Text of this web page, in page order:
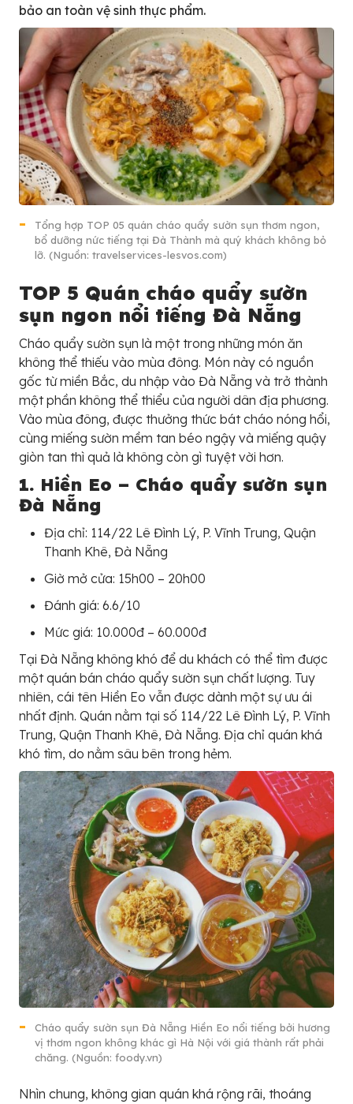
bảo an toàn vệ sinh thực phẩm.
Tổng hợp TOP 05 quán cháo quẩy sườn sụn thơm ngon,
bổ dưỡng nức tiếng tại Đà Thành mà quý khách không bỏ
lỡ. (Nguồn: travelservices-lesvos.com)
TOP 5 Quán cháo quẩy sườn
sụn ngon nổi tiếng Đà Nẵng
Cháo quẩy sườn sụn là một trong những món ăn
không thể thiếu vào mùa đông. Món này có nguồn
gốc từ miền Bắc, du nhập vào Đà Nẵng và trở thành
một phần không thể thiểu của người dân địa phương.
Vào mùa đông, được thưởng thức bát cháo nóng hổi,
cùng miếng sườn mềm tan béo ngậy và miếng quậy
giòn tan thì quả là không còn gì tuyệt vời hơn.
1. Hiền Eo – Cháo quẩy sườn sụn
Đà Nẵng
Địa chỉ: 114/22 Lê Đình Lý, P. Vĩnh Trung, Quận
Thanh Khê, Đà Nẵng
Giờ mở cửa: 15h00 – 20h00
Đánh giá: 6.6/10
Mức giá: 10.000đ – 60.000đ
Tại Đà Nẵng không khó để du khách có thể tìm được
một quán bán cháo quẩy sườn sụn chất lượng. Tuy
nhiên, cái tên Hiền Eo vẫn được dành một sự ưu ái
nhất định. Quán nằm tại số 114/22 Lê Đình Lý, P. Vĩnh
Trung, Quận Thanh Khê, Đà Nẵng. Địa chỉ quán khá
khó tìm, do nằm sâu bên trong hẻm.
Cháo quẩy sườn sụn Đà Nẵng Hiền Eo nổi tiếng bởi hương
vị thơm ngon không khác gì Hà Nội với giá thành rất phải
chăng. (Nguồn: foody.vn)
Nhìn chung, không gian quán khá rộng rãi, thoáng